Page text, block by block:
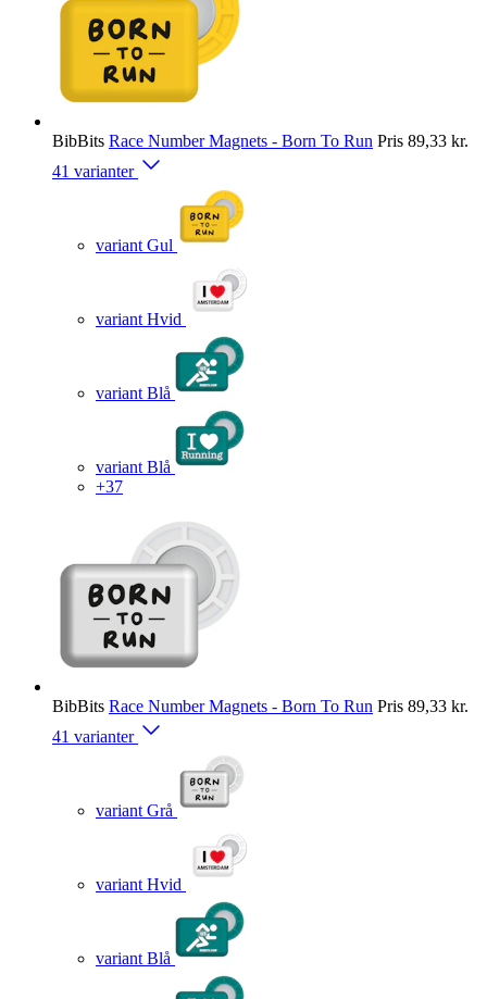
BibBits Race Number Magnets - Born To Run Pris 89,33 kr.
41 varianter
variant Gul
variant Hvid
variant Blå
variant Blå
+37
BibBits Race Number Magnets - Born To Run Pris 89,33 kr.
41 varianter
variant Grå
variant Hvid
variant Blå